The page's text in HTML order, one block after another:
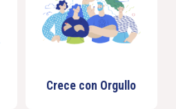
Crece con Orgullo